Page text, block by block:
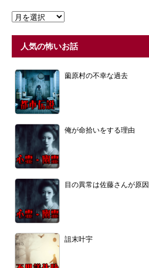
人気の怖いお話
薗原村の不幸な過去
俺が命拾いをする理由
目の異常は佐藤さんが原因
詛末叶宇